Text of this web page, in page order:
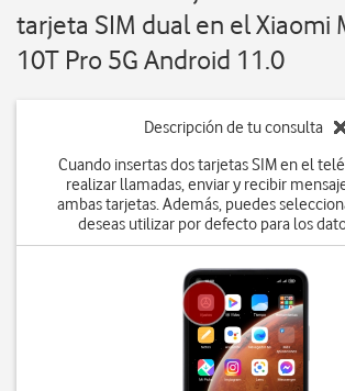
tarjeta SIM dual en el Xiaomi
10T Pro 5G Android 11.0
Descripción de tu consulta
Cuando insertas dos tarjetas SIM en el
realizar llamadas, enviar y recibir
ambas tarjetas. Además, puedes
deseas utilizar por defecto para los